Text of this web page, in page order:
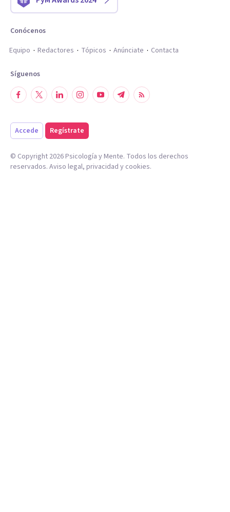
Conócenos
Equipo
Redactores Tópicos Anúnciate Contacta
Síguenos
Accede Regístrate
© Copyright 2026Psicología y Mente. Todos los derechos
reservados. Aviso legal, privacidad y cookies.